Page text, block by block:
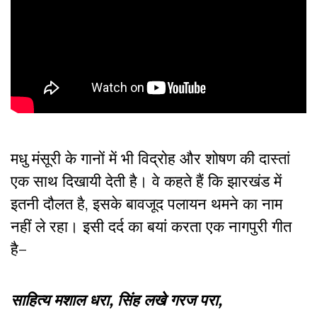
मधु मंसूरी के गानों में भी विद्रोह और शोषण की दास्तां
एक साथ दिखायी देती है। वे कहते हैं कि झारखंड में
इतनी दौलत है, इसके बावजूद पलायन थमने का नाम
नहीं ले रहा। इसी दर्द का बयां करता एक नागपुरी गीत
है–
साहित्य मशाल धरा, सिंह लखे गरज परा,